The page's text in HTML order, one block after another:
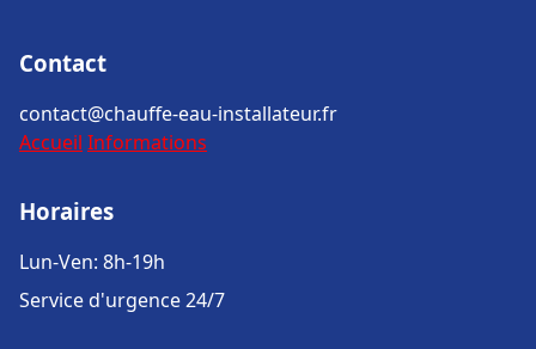
Contact
contact@chauffe-eau-installateur.fr
Accueil Informations
Horaires
Lun-Ven: 8h-19h
Service d'urgence 24/7